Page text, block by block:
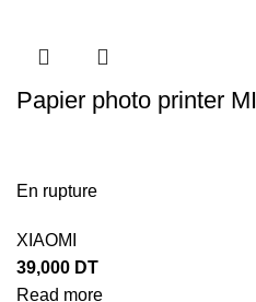
Papier photo printer MI
En rupture
XIAOMI
39,000 DT
Read more